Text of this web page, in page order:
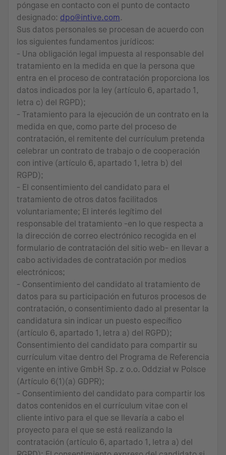
póngase en contacto con el punto de contacto
designado: dpo@intive.com.
Sus datos personales se procesan de acuerdo con
los siguientes fundamentos jurídicos:
- Una obligación legal impuesta al responsable del
tratamiento en la medida en que la persona que
entra en el proceso de contratación proporciona los
datos indicados por la ley (artículo 6, apartado 1,
letra c) del RGPD);
- Tratamiento para la ejecución de un contrato en la
medida en que, como parte del proceso de
contratación, el remitente del currículum pretenda
celebrar un contrato de trabajo o de cooperación
con intive (artículo 6, apartado 1, letra b) del
RGPD);
- El consentimiento del candidato para el
tratamiento de otros datos facilitados
voluntariamente; El interés legítimo del
responsable del tratamiento -en lo que respecta a
la dirección de correo electrónico recogida en el
formulario de contratación del sitio web- en llevar a
cabo actividades de contratación por medios
electrónicos;
- Consentimiento del candidato al tratamiento de
datos para su participación en futuros procesos de
contratación, o consentimiento dado al presentar la
candidatura sin indicar un puesto específico
(artículo 6, apartado 1, letra a) del RGPD);
Consentimiento del candidato para compartir su
currículum vitae dentro del Programa de Referencia
vigente en intive GmbH Sp. z o.o. Oddział w Polsce
(Artículo 6(1)(a) GDPR);
- Consentimiento del candidato para compartir los
datos contenidos en el currículum vitae con el
cliente intivo para el que se llevaría a cabo el
proyecto para el que se está realizando la
contratación (artículo 6, apartado 1, letra a) del